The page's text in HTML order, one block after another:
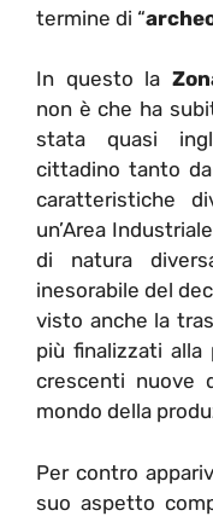
termine di “
In questo la
non è che ha
stata quasi
cittadino tanto
caratteristiche
un’Area
di natura
inesorabile del
visto anche la
più finalizzati alla
crescenti nuove
mondo della
Per contro
suo aspetto